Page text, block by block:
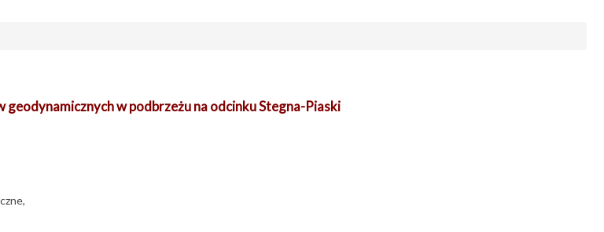
w podbrzeżu na odcinku Stegna-Piaski